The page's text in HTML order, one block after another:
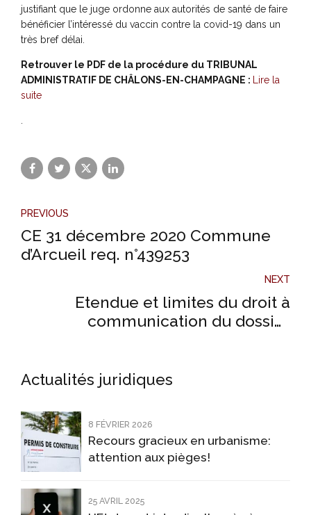
justifiant que le juge ordonne aux autorités de santé de faire
bénéficier l’intéressé du vaccin contre la covid-19 dans un
très bref délai.
Retrouver le PDF de la procédure du TRIBUNAL
ADMINISTRATIF DE CHÂLONS-EN-CHAMPAGNE :
Lire la
suite
PREVIOUS
CE 31 décembre 2020 Commune
d’Arcueil req. n°439253
NEXT
Etendue et limites du droit à
communication du dossier
Actualités juridiques
8 FÉVRIER 2026
Recours gracieux en urbanisme:
attention aux pièges!
25 AVRIL 2025